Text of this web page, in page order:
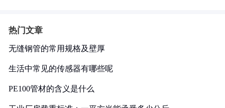
热门文章
无缝钢管的常用规格及壁厚
生活中常见的传感器有哪些呢
PE100管材的含义是什么